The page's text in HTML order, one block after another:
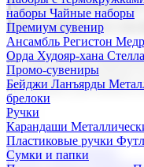
наборы Чайные наборы
Премиум сувенир
Ансамбль Регистон
Орда Худояр-хана
Промо-сувениры
Бейджи Ланъярды
брелоки
Ручки
Карандаши
Пластиковые ручки
Сумки и папки
Поставка со
Мы предлагаем широкий
сувениров с логотипом.
продукцию для бизнеса,
Подарочные наборы